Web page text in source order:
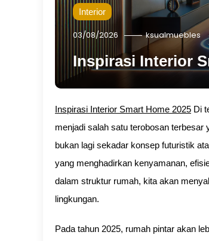
Interior
03/08/2026 ksualmuebles
Inspirasi Interior
Inspirasi Interior Smart Home 2025 Di
menjadi salah satu terobosan terbesar
bukan lagi sekadar konsep futuristik
yang menghadirkan kenyamanan,
dalam struktur rumah, kita akan
lingkungan.
Pada tahun 2025, rumah pintar akan